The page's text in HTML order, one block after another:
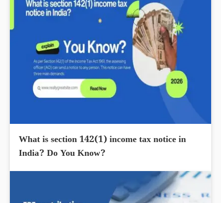
What is section 142(1) income tax notice in
India? Do You Know?